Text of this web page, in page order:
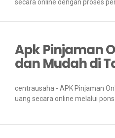
secara online dengan proses
Apk Pinjaman
dan Mudah di
centrausaha - APK Pinjaman
uang secara online melalui